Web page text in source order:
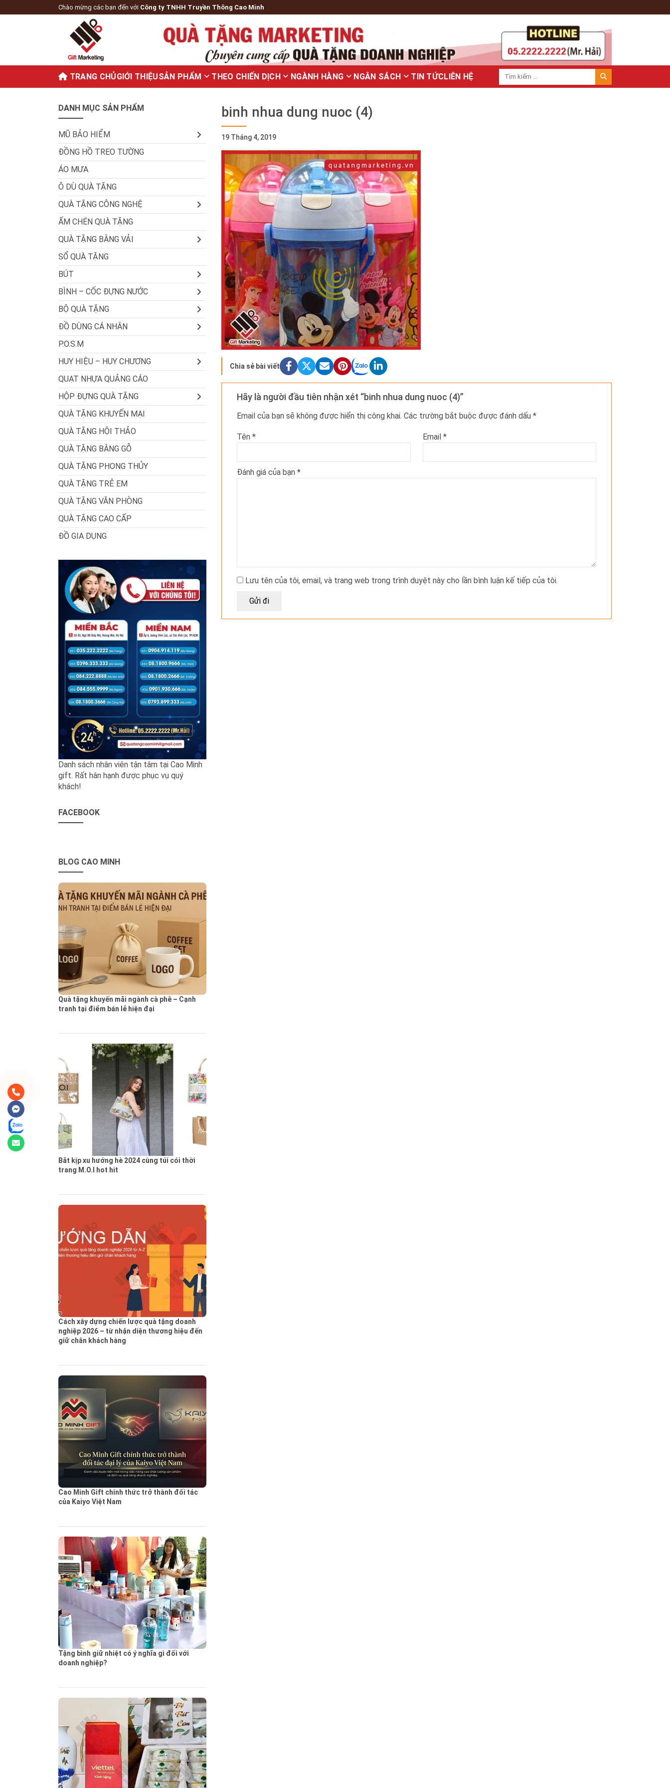
Chào mừng các bạn đến với Công ty TNHH Truyền Thông Cao Minh
TRANG CHỦGIỚI THIỆUSẢN PHẨM THEO CHIẾN DỊCH NGÀNH HÀNG NGÂN SÁCH TIN TỨCLIÊN HỆ
binh nhua dung nuoc (4)
19 Tháng 4, 2019
Chia sẻ bài viết
Hãy là người đầu tiên nhận xét “binh nhua dung nuoc (4)”
Email của bạn sẽ không được hiển thị công khai. Các trường bắt buộc được đánh dấu *
Tên * Email *
Đánh giá của bạn *
Lưu tên của tôi, email, và trang web trong trình duyệt này cho lần bình luận kế tiếp của tôi.
DANH MỤC SẢN PHẨM
MŨ BẢO HIỂM
ĐỒNG HỒ TREO TƯỜNG
ÁO MƯA
Ô DÙ QUÀ TẶNG
QUÀ TẶNG CÔNG NGHỆ
ẤM CHÉN QUÀ TẶNG
QUÀ TẶNG BẰNG VẢI
SỔ QUÀ TẶNG
BÚT
BÌNH – CỐC ĐỰNG NƯỚC
BỘ QUÀ TẶNG
ĐỒ DÙNG CÁ NHÂN
P.O.S.M
HUY HIỆU – HUY CHƯƠNG
QUẠT NHỰA QUẢNG CÁO
HỘP ĐỰNG QUÀ TẶNG
QUÀ TẶNG KHUYẾN MẠI
QUÀ TẶNG HỘI THẢO
QUÀ TẶNG BẰNG GỖ
QUÀ TẶNG PHONG THỦY
QUÀ TẶNG TRẺ EM
QUÀ TẶNG VĂN PHÒNG
QUÀ TẶNG CAO CẤP
ĐỒ GIA DỤNG
Danh sách nhân viên tận tâm tại Cao Minh
gift. Rất hân hạnh được phục vụ quý
khách!
FACEBOOK
BLOG CAO MINH
Quà tặng khuyến mãi ngành cà phê – Cạnh
tranh tại điểm bán lẻ hiện đại
Bắt kịp xu hướng hè 2024 cùng túi cói thời
trang M.O.I hot hit
Cách xây dựng chiến lược quà tặng doanh
nghiệp 2026 – từ nhận diện thương hiệu đến
giữ chân khách hàng
Cao Minh Gift chính thức trở thành đối tác
của Kaiyo Việt Nam
Tặng bình giữ nhiệt có ý nghĩa gì đối với
doanh nghiệp?